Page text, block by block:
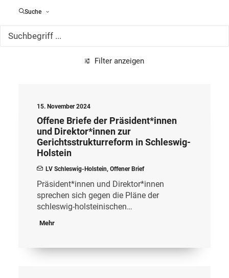
Suche
Filter anzeigen
15. November 2024
Offene Briefe der Präsident*innen
und Direktor*innen zur
Gerichtsstrukturreform in Schleswig-
Holstein
LV Schleswig-Holstein, Offener Brief
Präsident*innen und Direktor*innen
sprechen sich gegen die Pläne der
schleswig-holsteinischen…
Mehr